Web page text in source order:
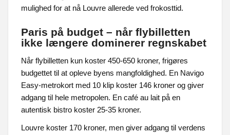
mulighed for at nå Louvre allerede ved frokosttid.
Paris på budget – når flybilletten
ikke længere dominerer regnskabet
Når flybilletten kun koster 450-650 kroner, frigøres
budgettet til at opleve byens mangfoldighed. En Navigo
Easy-metrokort med 10 klip koster 146 kroner og giver
adgang til hele metropolen. En café au lait på en
autentisk bistro koster 25-35 kroner.
Louvre koster 170 kroner, men giver adgang til verdens